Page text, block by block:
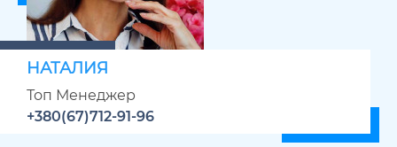
НАТАЛИЯ
Топ Менеджер
+380(67)712-91-96